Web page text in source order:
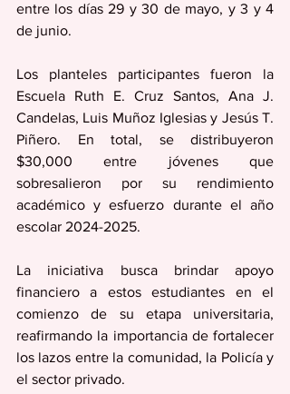
entre los días 29 y 30 de mayo, y 3 y 4
de junio.
Los planteles participantes fueron la
Escuela Ruth E. Cruz Santos, Ana J.
Candelas, Luis Muñoz Iglesias y Jesús T.
Piñero. En total, se distribuyeron
$30,000 entre jóvenes que
sobresalieron por su rendimiento
académico y esfuerzo durante el año
escolar 2024-2025.
La iniciativa busca brindar apoyo
financiero a estos estudiantes en el
comienzo de su etapa universitaria,
reafirmando la importancia de fortalecer
los lazos entre la comunidad, la Policía y
el sector privado.